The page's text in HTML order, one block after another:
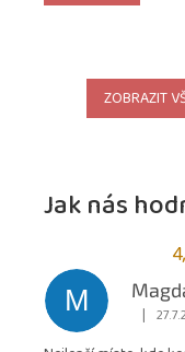
ZOBRAZIT
Jak nás
M |